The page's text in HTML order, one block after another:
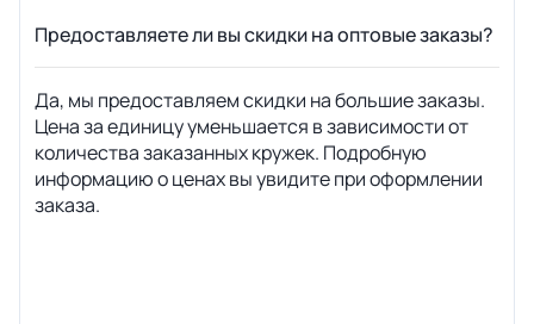
Предоставляете ли вы скидки на оптовые заказы?
Да, мы предоставляем скидки на большие заказы.
Цена за единицу уменьшается в зависимости от
количества заказанных кружек. Подробную
информацию о ценах вы увидите при оформлении
заказа.